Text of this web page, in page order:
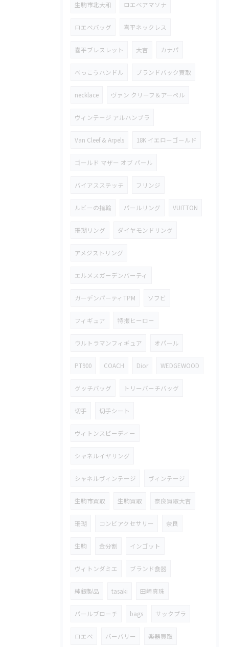
生駒市北大和 ロエベアマソナ
ロエベバッグ 喜平ネックレス
喜平ブレスレット 大吉 カナパ
べっこうハンドル ブランドバック買取
necklace ヴァン クリーフ＆アーペル
ヴィンテージ アルハンブラ
Van Cleef & Arpels 18K イエローゴールド
ゴールド マザー オブ パール
バイアスステッチ フリンジ
ルビーの指輪 パールリング VUITTON
珊瑚リング ダイヤモンドリング
アメジストリング
エルメスガーデンパーティ
ガーデンパーティTPM ソフビ
フィギュア 特撮ヒーロー
ウルトラマンフィギュア オパール
PT900 COACH Dior WEDGEWOOD
グッチバッグ トリーバーチバッグ
切手 切手シート
ヴィトンスピーディー
シャネルイヤリング
シャネルヴィンテージ ヴィンテージ
生駒市買取 生駒買取 奈良買取大吉
珊瑚 コンビアクセサリー 奈良
生駒 金分割 インゴット
ヴィトンダミエ ブランド食器
純銀製品 tasaki 田崎真珠
パールブローチ bags サックプラ
ロエベ バーバリー 楽器買取